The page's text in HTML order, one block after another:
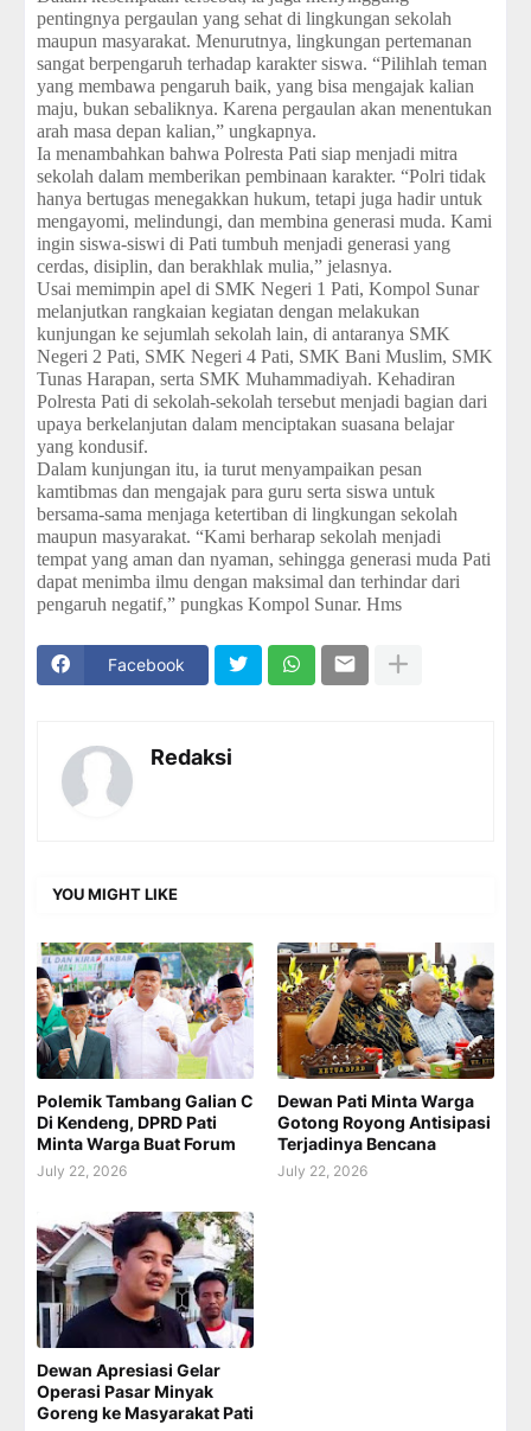
pentingnya pergaulan yang sehat di lingkungan sekolah
maupun masyarakat. Menurutnya, lingkungan pertemanan
sangat berpengaruh terhadap karakter siswa. “Pilihlah teman
yang membawa pengaruh baik, yang bisa mengajak kalian
maju, bukan sebaliknya. Karena pergaulan akan menentukan
arah masa depan kalian,” ungkapnya.
Ia menambahkan bahwa Polresta Pati siap menjadi mitra
sekolah dalam memberikan pembinaan karakter. “Polri tidak
hanya bertugas menegakkan hukum, tetapi juga hadir untuk
mengayomi, melindungi, dan membina generasi muda. Kami
ingin siswa-siswi di Pati tumbuh menjadi generasi yang
cerdas, disiplin, dan berakhlak mulia,” jelasnya.
Usai memimpin apel di SMK Negeri 1 Pati, Kompol Sunar
melanjutkan rangkaian kegiatan dengan melakukan
kunjungan ke sejumlah sekolah lain, di antaranya SMK
Negeri 2 Pati, SMK Negeri 4 Pati, SMK Bani Muslim, SMK
Tunas Harapan, serta SMK Muhammadiyah. Kehadiran
Polresta Pati di sekolah-sekolah tersebut menjadi bagian dari
upaya berkelanjutan dalam menciptakan suasana belajar
yang kondusif.
Dalam kunjungan itu, ia turut menyampaikan pesan
kamtibmas dan mengajak para guru serta siswa untuk
bersama-sama menjaga ketertiban di lingkungan sekolah
maupun masyarakat. “Kami berharap sekolah menjadi
tempat yang aman dan nyaman, sehingga generasi muda Pati
dapat menimba ilmu dengan maksimal dan terhindar dari
pengaruh negatif,” pungkas Kompol Sunar. Hms
Facebook
Redaksi
YOU MIGHT LIKE
Polemik Tambang Galian C
Di Kendeng, DPRD Pati
Minta Warga Buat Forum
July 22, 2026
Dewan Pati Minta Warga
Gotong Royong Antisipasi
Terjadinya Bencana
July 22, 2026
Dewan Apresiasi Gelar
Operasi Pasar Minyak
Goreng ke Masyarakat Pati